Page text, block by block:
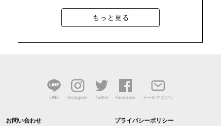
LINE Instagram Twitter Facebook メールマガジン
お問い合わせ プライバシーポリシー